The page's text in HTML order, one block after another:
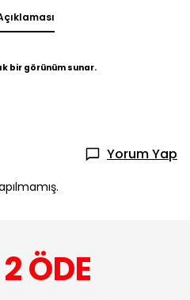
bir görünüm sunar.
Yorum Yap
ÖDE